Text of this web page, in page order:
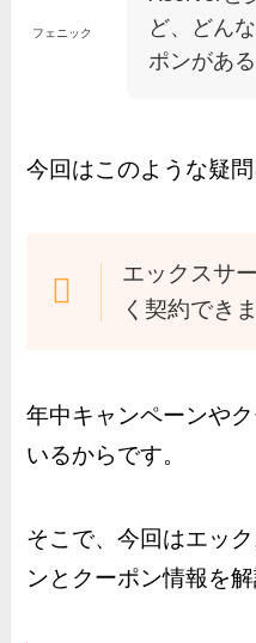
フェニック
ど、どん
ポンがあ
今回はこのような疑問
エックスサ
く契約できま
年中キャンペーンや
いるからです。
そこで、今回はエッ
ンとクーポン情報を解